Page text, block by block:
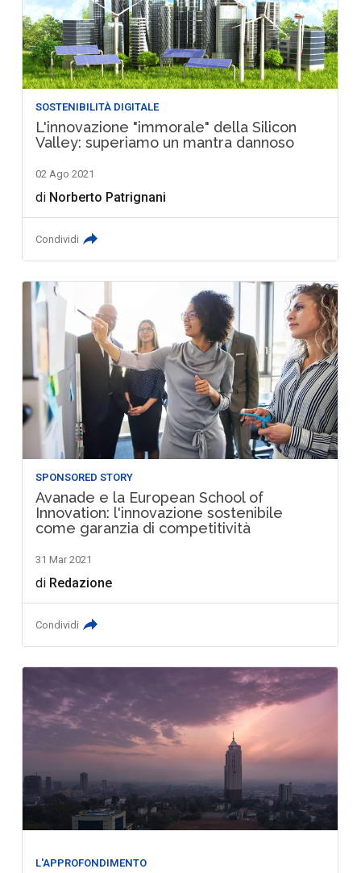
SOSTENIBILITÀ DIGITALE
L'innovazione "immorale" della Silicon
Valley: superiamo un mantra dannoso
02 Ago 2021
di Norberto Patrignani
Condividi
SPONSORED STORY
Avanade e la European School of
Innovation: l'innovazione sostenibile
come garanzia di competitività
31 Mar 2021
di Redazione
Condividi
L'APPROFONDIMENTO